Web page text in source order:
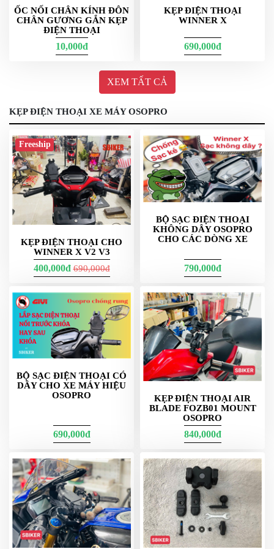
Kẹp Điện thoại nhôm gắn pkl
Tương thích thương hiệu phổ biến
Giá đỡMotowolf
Nhiều lựa chọnghi đông/chân kính, cơ cấukhóa nhanh; có
bản chống rung.
Hỗ trợ điện thoại từ 4.7–6.8 inch (tùy mẫu), có đệm cao
su bảo vệ viền máy.
Kẹp điện thoạiOsopro
Thiết kếôm 4 góc/khóa trượt chắc tay; tùy chọn
nhựa/nhôm.
Dễ căn góc nhìn, xoay dọc-ngang nhanh; phụ kiện kèm
pat ghi đông/chân kính.
Cách chọn đúng nhu cầu
Đi phố – gọn nhẹ:ưu tiên nhựa kỹ thuật+ chân kínhhoặc
ghi đông Ø15-35
Đi tour – máy lớn:chọnnhôm CNC,ghi đông Ø25-35
+ khóa chống rung.
Xe nhiều phụ kiện:lắpchân kínhđể tiết kiệm không
ỐC NỐI CHÂN KÍNH ĐÔN
CHÂN GƯƠNG GẮN KẸP
ĐIỆN THOẠI
10,000đ
KẸP ĐIỆN THOẠI
WINNER X
690,000đ
XEM TẤT CẢ
KẸP ĐIỆN THOẠI XE MÁY OSOPRO
Freeship
KẸP ĐIỆN THOẠI CHO
WINNER X V2 V3
400,000đ690,000đ
BỘ SẠC ĐIỆN THOẠI
KHÔNG DÂY OSOPRO
CHO CÁC DÒNG XE
790,000đ
BỘ SẠC ĐIỆN THOẠI CÓ
DÂY CHO XE MÁY HIỆU
OSOPRO
690,000đ
KẸP ĐIỆN THOẠI AIR
BLADE FOZB01 MOUNT
OSOPRO
840,000đ